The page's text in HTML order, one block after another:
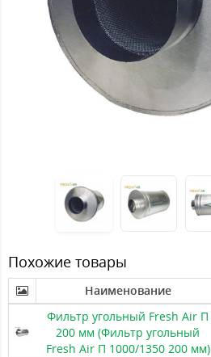
Похожие товары
Наименование
Фильтр угольный Fresh Air П
200 мм (Фильтр угольный
Fresh Air П 1000/1350 200 мм)